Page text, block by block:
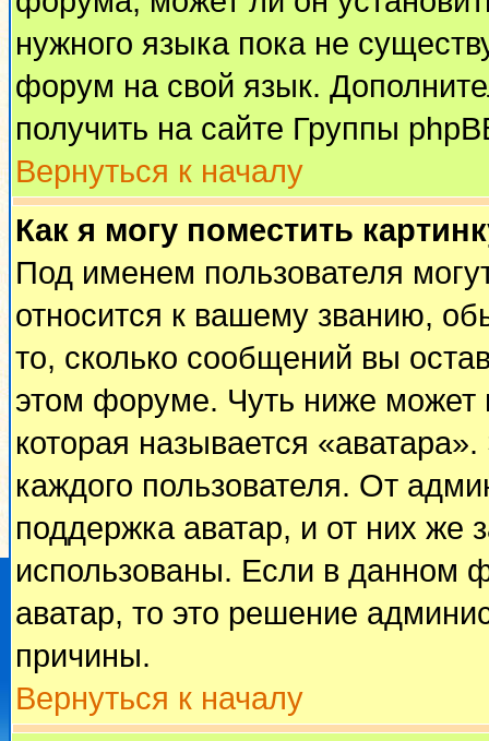
нужного языка пока не
форум на свой язык.
получить на сайте Группы
Вернуться к началу
Как я могу поместить
Под именем пользователя
относится к вашему званию,
то, сколько сообщений вы
этом форуме. Чуть ниже может
которая называется
каждого пользователя. От
поддержка аватар, и от них же
использованы. Если в данном
аватар, то это решение
причины.
Вернуться к началу